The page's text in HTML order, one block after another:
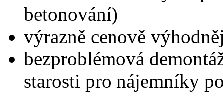
betonování)
výrazně cenově
bezproblémová
starosti pro nájemníky